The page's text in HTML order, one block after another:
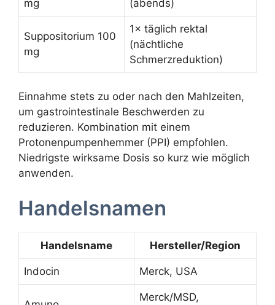
mg (abends)
Suppositorium 100
mg
1× täglich rektal
(nächtliche
Schmerzreduktion)
Einnahme stets zu oder nach den Mahlzeiten,
um gastrointestinale Beschwerden zu
reduzieren. Kombination mit einem
Protonenpumpenhemmer (PPI) empfohlen.
Niedrigste wirksame Dosis so kurz wie möglich
anwenden.
Handelsnamen
Handelsname Hersteller/Region
Indocin Merck, USA
Merck/MSD,